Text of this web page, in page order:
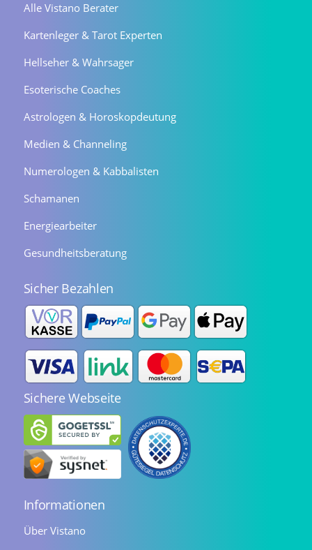
Alle Vistano Berater
Kartenleger & Tarot Experten
Hellseher & Wahrsager
Esoterische Coaches
Astrologen & Horoskopdeutung
Medien & Channeling
Numerologen & Kabbalisten
Schamanen
Energiearbeiter
Gesundheitsberatung
Sicher Bezahlen
Sichere Webseite
Informationen
Über Vistano